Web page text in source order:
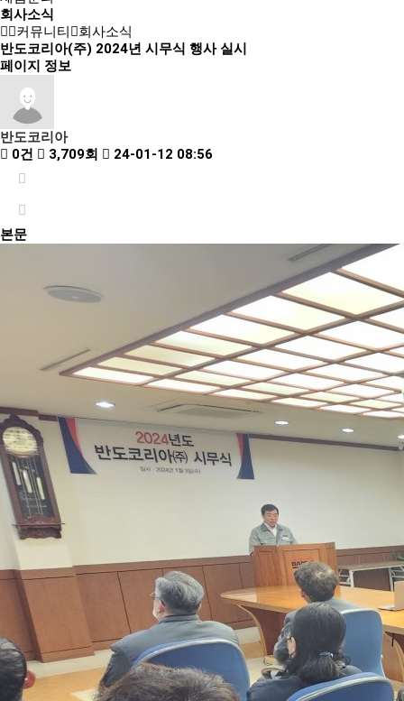
회사소식
커뮤니티
회사소식
반도코리아(주) 2024년 시무식 행사 실시
페이지 정보
반도코리아
0건
3,709회 24-01-12 08:56
본문